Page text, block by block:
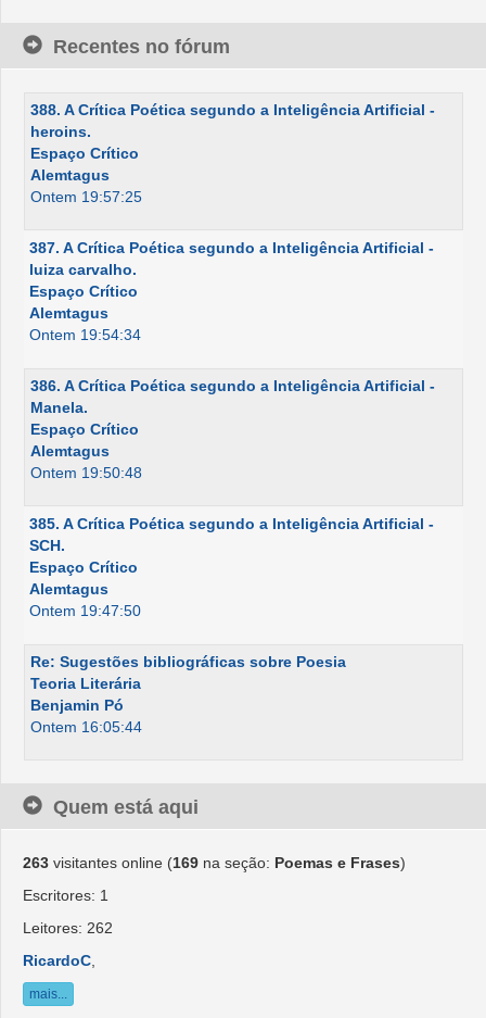
Recentes no fórum
388. A Crítica Poética segundo a Inteligência Artificial -
heroins.
Espaço Crítico
Alemtagus
Ontem 19:57:25
387. A Crítica Poética segundo a Inteligência Artificial -
luiza carvalho.
Espaço Crítico
Alemtagus
Ontem 19:54:34
386. A Crítica Poética segundo a Inteligência Artificial -
Manela.
Espaço Crítico
Alemtagus
Ontem 19:50:48
385. A Crítica Poética segundo a Inteligência Artificial -
SCH.
Espaço Crítico
Alemtagus
Ontem 19:47:50
Re: Sugestões bibliográficas sobre Poesia
Teoria Literária
Benjamin Pó
Ontem 16:05:44
Quem está aqui
263 visitantes online (169 na seção: Poemas e Frases)
Escritores: 1
Leitores: 262
RicardoC
mais...